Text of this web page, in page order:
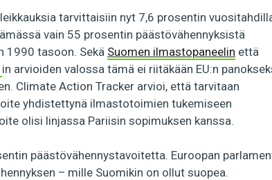
tarvittaisiin nyt 7,6 prosentin
vain 55 prosentin päästövähennyksistä
1990 tasoon. Sekä Suomen ilmastopaneelin että
in arvioiden valossa tämä ei riitäkään EU:n
Climate Action Tracker arvioi, että tarvitaan
yhdistettynä ilmastotoimien tukemiseen
olisi linjassa Pariisin sopimuksen kanssa.
päästövähennystavoitetta. Euroopan
– mille Suomikin on ollut suopea.